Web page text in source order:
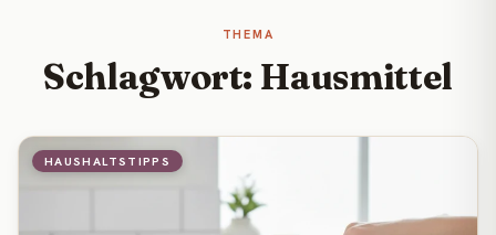
THEMA
Schlagwort: Hausmittel
HAUSHALTSTIPPS